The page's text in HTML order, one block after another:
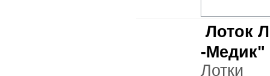
Лоток
-Медик"
Лотки